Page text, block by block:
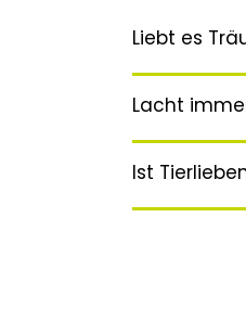
Liebt es
Lacht
Ist